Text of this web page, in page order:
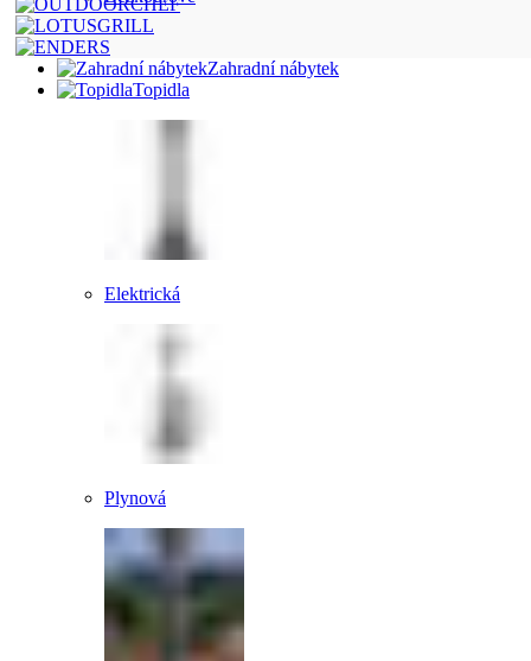
Zahradní nábytek
Topidla
Elektrická
Plynová